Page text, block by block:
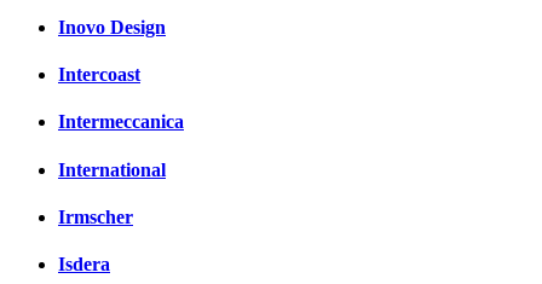
Inovo Design
Intercoast
Intermeccanica
International
Irmscher
Isdera